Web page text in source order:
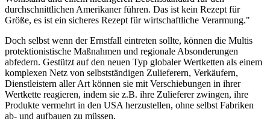
durchschnittlichen Amerikaner führen. Das ist kein Rezept für
Größe, es ist ein sicheres Rezept für wirtschaftliche Verarmung."
Doch selbst wenn der Ernstfall eintreten sollte, können die Multis
protektionistische Maßnahmen und regionale Absonderungen
abfedern. Gestützt auf den neuen Typ globaler Wertketten als einem
komplexen Netz von selbstständigen Zulieferern, Verkäufern,
Dienstleistern aller Art können sie mit Verschiebungen in ihrer
Wertkette reagieren, indem sie z.B. ihre Zulieferer zwingen, ihre
Produkte vermehrt in den USA herzustellen, ohne selbst Fabriken
ab- und aufbauen zu müssen.